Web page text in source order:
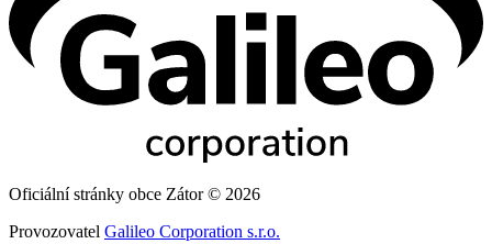
Oficiální stránky obce Zátor © 2026
Provozovatel Galileo Corporation s.r.o.